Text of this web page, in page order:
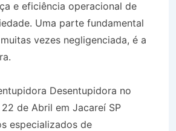
e eficiência operacional de
Uma parte fundamental
vezes negligenciada, é a
Desentupidora no
de Abril em Jacareí SP
especializados de